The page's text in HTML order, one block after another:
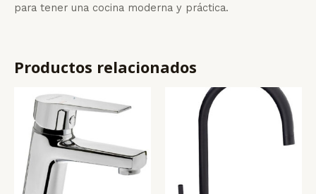
para tener una cocina moderna y práctica.
Productos relacionados